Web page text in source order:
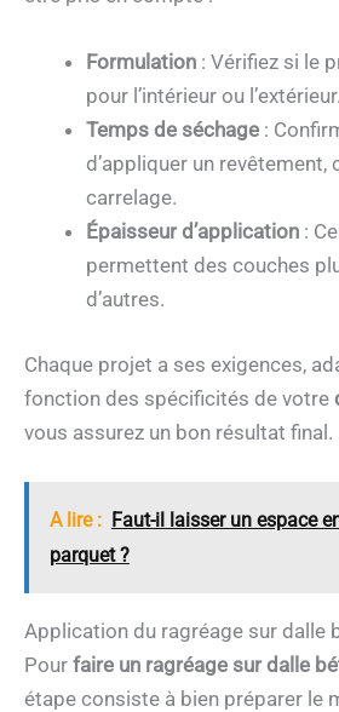
Formulation : Vérifiez si le
pour l’intérieur ou l’extérieur.
Temps de séchage :
d’appliquer un revêtement,
carrelage.
Épaisseur d’application :
permettent des couches
d’autres.
Chaque projet a ses exigences,
fonction des spécificités de votre
vous assurez un bon résultat final.
A lire : Faut-il laisser un espace
parquet ?
Application du ragréage sur dalle
Pour faire un ragréage sur dalle
étape consiste à bien préparer le